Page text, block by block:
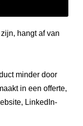
hangt af van
minder door
in eenofferte,
LinkedIn-